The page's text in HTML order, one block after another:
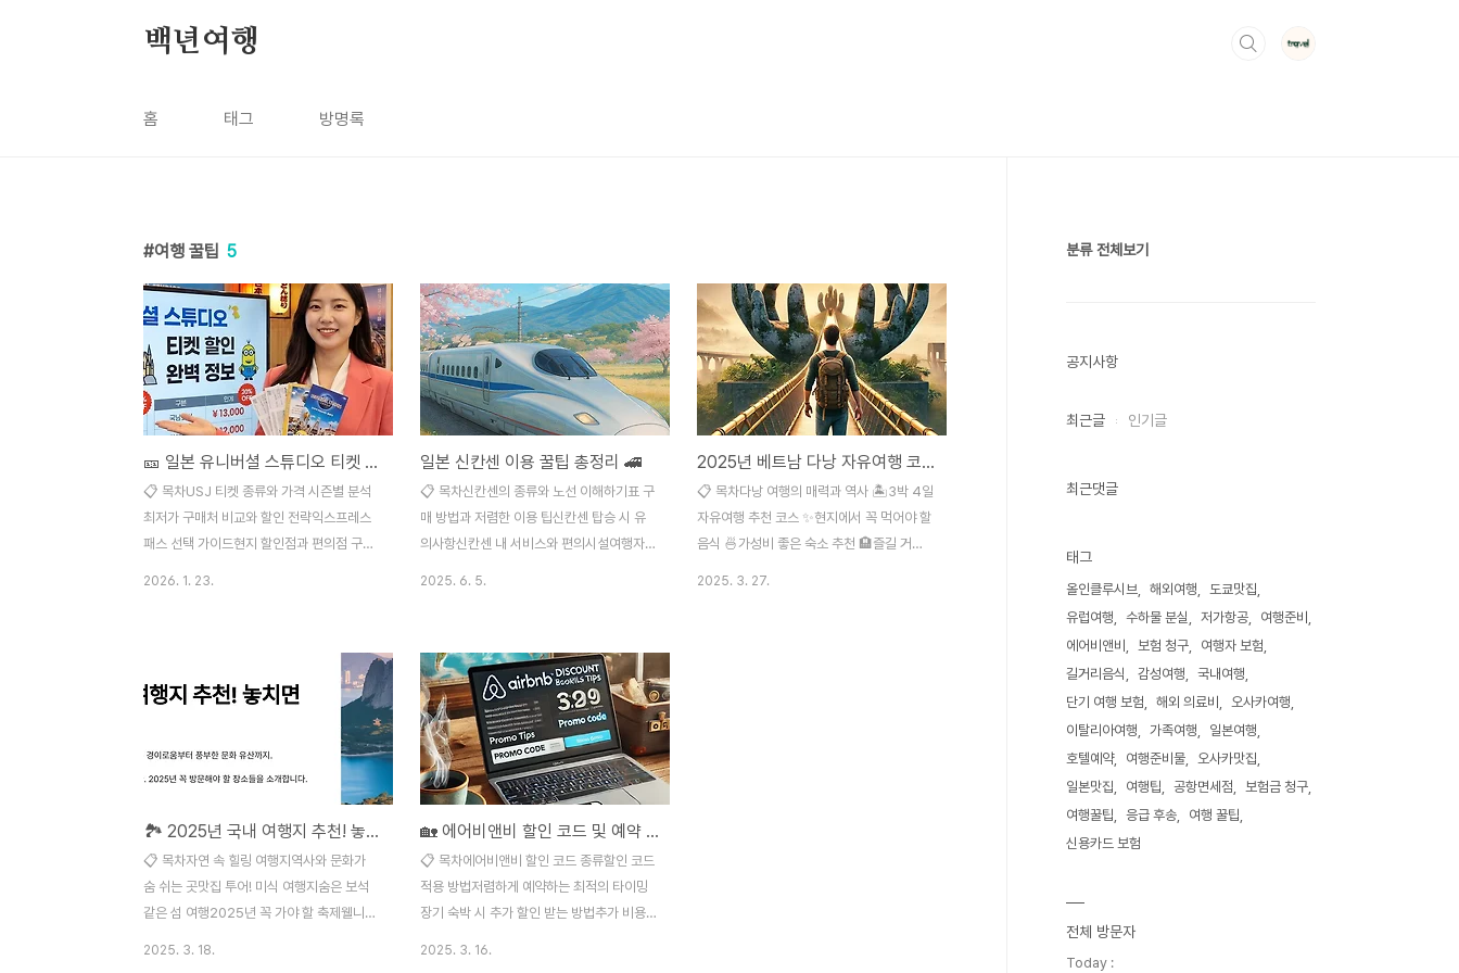
백년여행
홈 태그 방명록
여행 꿀팁 5
🎫 일본 유니버셜 스튜디오 티켓 할인 완벽 정보
📋 목차USJ 티켓 종류와 가격 시즌별 분석
최저가 구매처 비교와 할인 전략익스프레스
패스 선택 가이드현지 할인점과 편의점 구매
관광객이 방문하는 명소예요. 특히 2026년
은 새로운 어트랙션과 이벤트가 많이 준비되
어 있어서 더욱 인기가 높아질 것으로 예상돼
요. 하지만 높은 입장료가 부담스러울 수 있
으니, 현명하게 할인 티켓을 구매하는 방법을
알아두면 정말 도움이 될 거예요! 🎢 USJ 티
켓은 방문 날짜에 따라 가격이 달라지는 변동
가격제를 운영하고 있어요. 비수기에는
8,600엔부터 시작하지만, 성수기에는
10,400엔까지 올라갈 수 있..
2026. 1. 23.
일본 신칸센 이용 꿀팁 총정리 🚄
📋 목차신칸센의 종류와 노선 이해하기표 구
매 방법과 저렴한 이용 팁신칸센 탑승 시 유
의사항신칸센 내 서비스와 편의시설여행자
철도로, 놀라울 정도의 정시성과 쾌적함을 자
랑해요. 도쿄에서 오사카, 후쿠오카까지 몇
시간 만에 이동 가능하니 여행 일정이 한결
여유로워진답니다. 하지만 처음 접하는 분들
에게는 헷갈리는 점도 많죠! 티켓은 어디서
사고, 어떤 열차를 타야 하며, 시간대는 언제
가 좋은지... 그래서 오늘은 제가 일본 여행하
면서 알게 된 꿀팁들을 아낌없이 공유할게요.
✨ 이 글 하나면 신칸센 마스터는 시간문제!
내 돈 주고 타는..
2025. 6. 5.
2025년 베트남 다낭 자유여행 코스 총정리 ✈️
📋 목차다낭 여행의 매력과 역사 🏝️3박 4일
자유여행 추천 코스 ✨현지에서 꼭 먹어야 할
음식 🍜가성비 좋은 숙소 추천 🏨즐길 거리
2025. 3. 27.
🏞️ 2025년 국내 여행지 추천! 놓치면 후회할 명소
📋 목차자연 속 힐링 여행지역사와 문화가
숨 쉬는 곳맛집 투어! 미식 여행지숨은 보석
같은 섬 여행2025년 꼭 가야 할 축제웰니스
2025. 3. 18.
🏡 에어비앤비 할인 코드 및 예약 꿀팁
📋 목차에어비앤비 할인 코드 종류할인 코드
적용 방법저렴하게 예약하는 최적의 타이밍
장기 숙박 시 추가 할인 받는 방법추가 비용
2025. 3. 16.
분류 전체보기
공지사항
최근글 인기글
최근댓글
태그
올인클루시브 해외여행
도쿄맛집
유럽여행
수하물 분실 저가항공
여행준비
에어비앤비
보험 청구
여행자 보험
길거리음식
감성여행
국내여행
단기 여행 보험
해외 의료비
오사카여행
이탈리아여행
가족여행
일본여행
호텔예약
여행준비물
오사카맛집
일본맛집
여행팁 공항면세점
보험금 청구
여행꿀팁
응급 후송
여행 꿀팁
신용카드 보험
전체 방문자
Today :